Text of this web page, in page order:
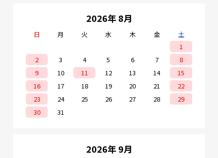
2026年 8月
日 月 火 水 木 金
土
1
2
3 4 5 6 7
8
9
10 11 12 13 14
15
16
17 18 19 20 21
22
23
24 25 26 27 28
29
30
31
2026年 9月